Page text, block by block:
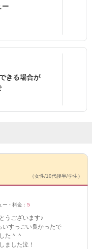
ー
きる場合が
（女性/10代後半/学生）
ー・料金： 5
うございます♪
いすっごい良かったで
た＾＾
ました泣！